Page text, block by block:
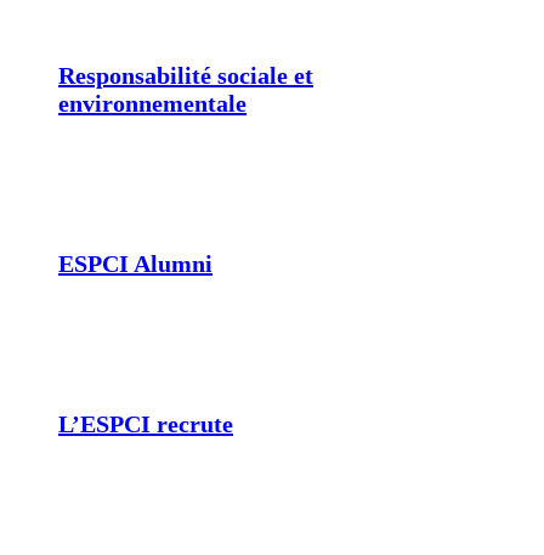
Responsabilité sociale et
environnementale
ESPCI Alumni
L’ESPCI recrute